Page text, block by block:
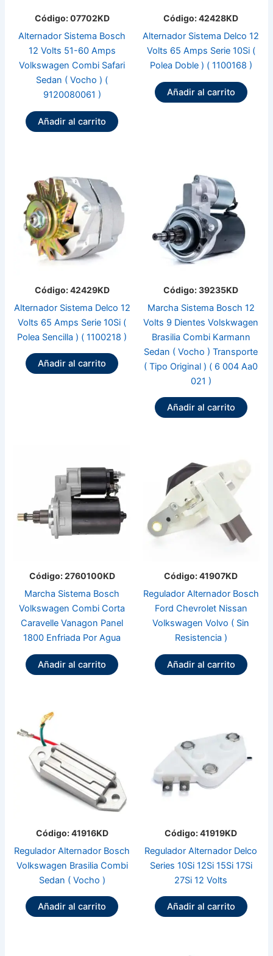
Código: 07702KD
Alternador Sistema Bosch
12 Volts 51-60 Amps
Volkswagen Combi Safari
Sedan ( Vocho ) (
9120080061 )
Añadir al carrito
Código: 42428KD
Alternador Sistema Delco 12
Volts 65 Amps Serie 10Si (
Polea Doble ) ( 1100168 )
Añadir al carrito
Código: 42429KD
Alternador Sistema Delco 12
Volts 65 Amps Serie 10Si (
Polea Sencilla ) ( 1100218 )
Añadir al carrito
Código: 39235KD
Marcha Sistema Bosch 12
Volts 9 Dientes Volskwagen
Brasilia Combi Karmann
Sedan ( Vocho ) Transporte
( Tipo Original ) ( 6 004 Aa0
021 )
Añadir al carrito
Código: 2760100KD
Marcha Sistema Bosch
Volkswagen Combi Corta
Caravelle Vanagon Panel
1800 Enfriada Por Agua
Añadir al carrito
Código: 41907KD
Regulador Alternador Bosch
Ford Chevrolet Nissan
Volkswagen Volvo ( Sin
Resistencia )
Añadir al carrito
Código: 41916KD
Regulador Alternador Bosch
Volkswagen Brasilia Combi
Sedan ( Vocho )
Añadir al carrito
Código: 41919KD
Regulador Alternador Delco
Series 10Si 12Si 15Si 17Si
27Si 12 Volts
Añadir al carrito